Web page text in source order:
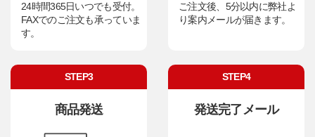
24時間365日いつでも受付。
FAXでのご注文も承っていま
す。
ご注文後、5分以内に弊社よ
り案内メールが届きます。
STEP3
商品発送
STEP4
発送完了メール